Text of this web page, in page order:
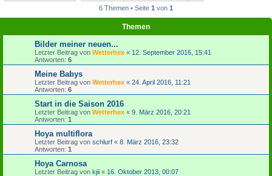
6 Themen • Seite 1 von 1
Themen
Bilder meiner neuen...
Letzter Beitrag von Wetterhex « 12. September 2016, 15:41
Antworten: 6
Meine Babys
Letzter Beitrag von Wetterhex « 24. April 2016, 11:21
Antworten: 6
Start in die Saison 2016
Letzter Beitrag von Wetterhex « 9. März 2016, 20:21
Antworten: 1
Hoya multiflora
Letzter Beitrag von schlurf « 8. März 2016, 23:32
Antworten: 1
Hoya Carnosa
Letzter Beitrag von kjii « 16. Oktober 2013, 00:07